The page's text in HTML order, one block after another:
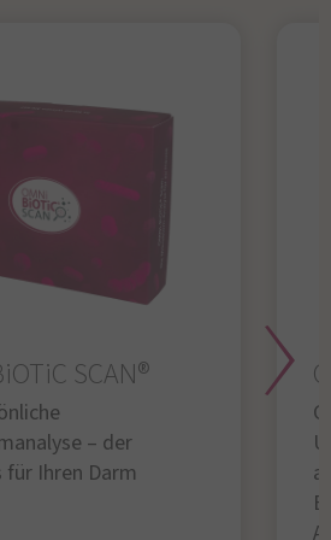
SCAN®
– der
für Ihren Darm